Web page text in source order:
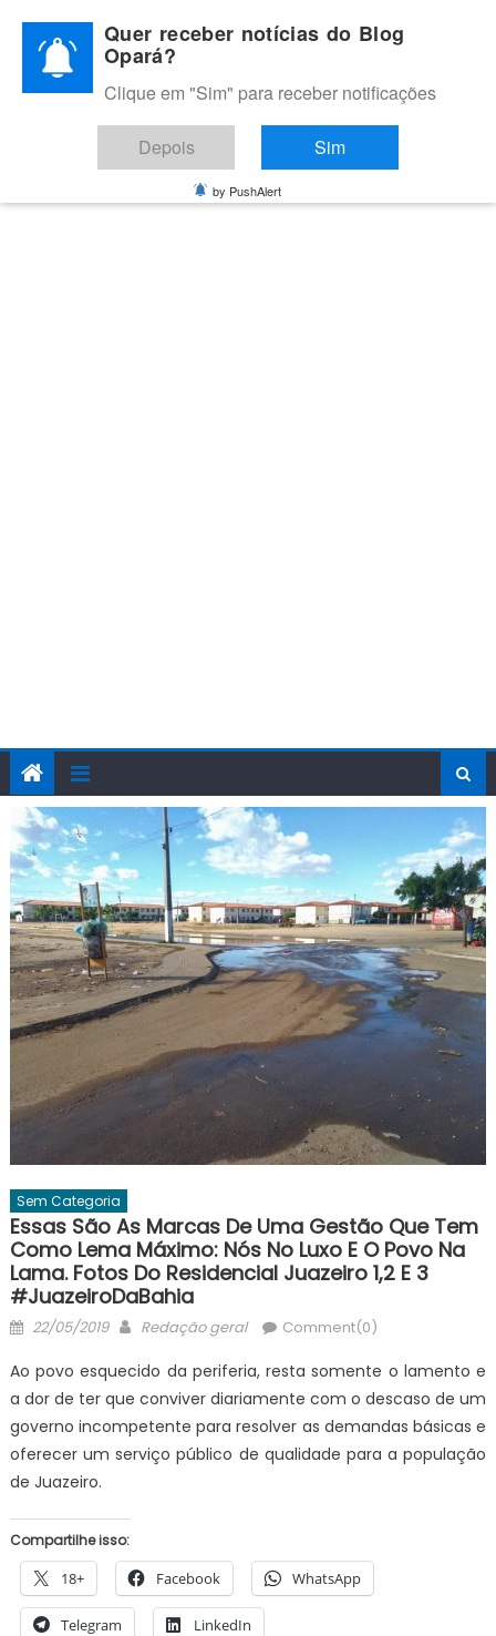
content
BLOG OPARÁ
Melhores notícias de Juazeiro, Petrolina e do Vale do São
Francisco
Sem Categoria
Essas São As Marcas De Uma Gestão Que Tem
Como Lema Máximo: Nós No Luxo E O Povo Na
Lama. Fotos Do Residencial Juazeiro 1,2 E 3
#JuazeiroDaBahia
Posted
22/05/2019 Author
Redação geral Comment(0)
Ao povo esquecido da periferia, resta somente o lamento e
a dor de ter que conviver diariamente com o descaso de um
governo incompetente para resolver as demandas básicas e
oferecer um serviço público de qualidade para a população
de Juazeiro.
Compartilhe isso:
18+ Facebook WhatsApp
Telegram LinkedIn
Quer receber notícias do Blog
Opará?
Clique em "Sim" para receber notificações
Depois Sim
by PushAlert